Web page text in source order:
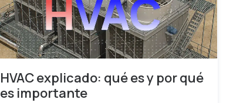
HVAC explicado: qué es y por qué
es importante